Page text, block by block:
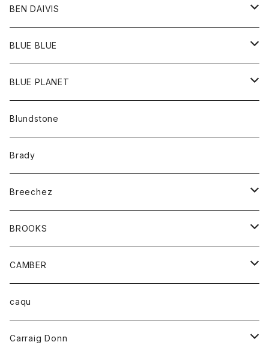
バッグ
ポーチ
トップス
Ｔシャツ
BEN DAIVIS
ポトム
パンツ
BLUE BLUE
アウター
カーディガン
コート
アクセサリー
バッグ
ベルト
キッズ
Tシャツ
グッズ
アンダーウェアー
カードホルダー
トップス
カーディガン
ボトム
オーバーオール
ショートパンツ
レディース
オーバーオール
BLUE PLANET
サングラス
Blundstone
Brady
Breechez
シャツ
BROOKS
グッズ
靴
CAMBER
トップス
ハーフスリーブTシャツ
caqu
Carraig Donn